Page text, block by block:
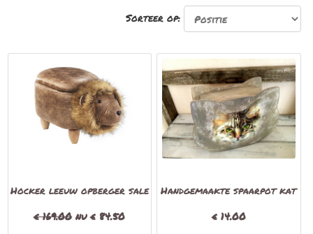
Sorteer op:
Hocker leeuw opberger sale
€ 169.00nu € 84.50
Handgemaakte spaarpot kat
€ 14.00